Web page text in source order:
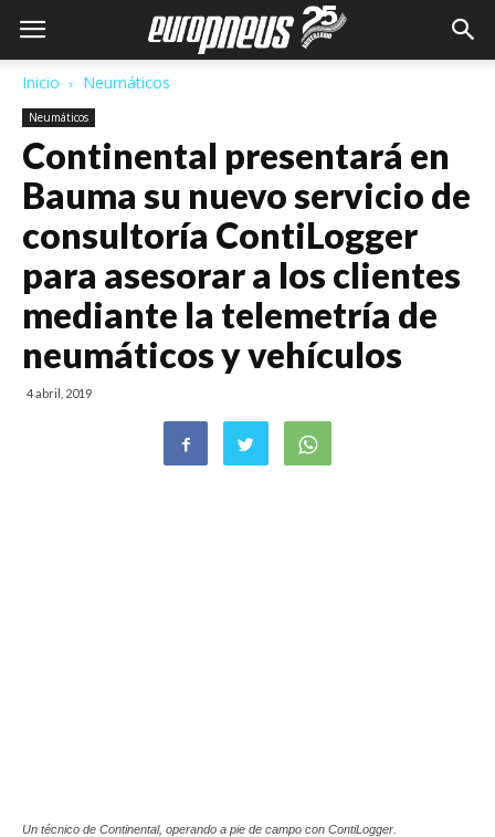
Inicio Neumáticos
Neumáticos
Continental presentará en
Bauma su nuevo servicio de
consultoría ContiLogger
para asesorar a los clientes
mediante la telemetría de
neumáticos y vehículos
4 abril, 2019
Un técnico de Continental, operando a pie de campo con ContiLogger.